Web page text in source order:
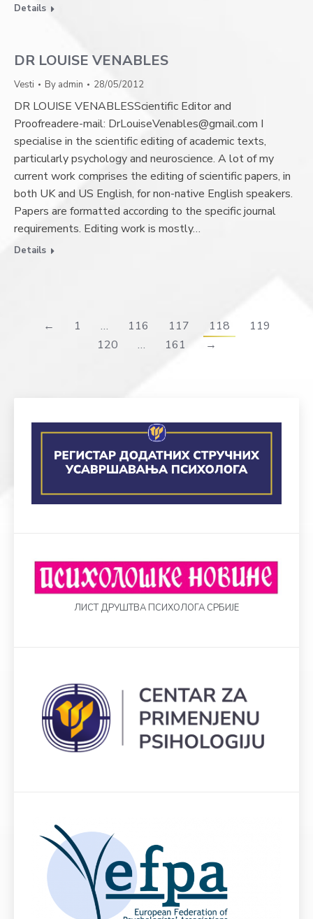
Details
DR LOUISE VENABLES
Vesti By admin 28/05/2012
DR LOUISE VENABLESScientific Editor and
Proofreadere-mail: DrLouiseVenables@gmail.com I
specialise in the scientific editing of academic texts,
particularly psychology and neuroscience. A lot of my
current work comprises the editing of scientific papers, in
both UK and US English, for non-native English speakers.
Papers are formatted according to the specific journal
requirements. Editing work is mostly…
Details
← 1 … 116 117 118
119
120
… 161 →
ЛИСТ ДРУШТВА ПСИХОЛОГА СРБИЈЕ